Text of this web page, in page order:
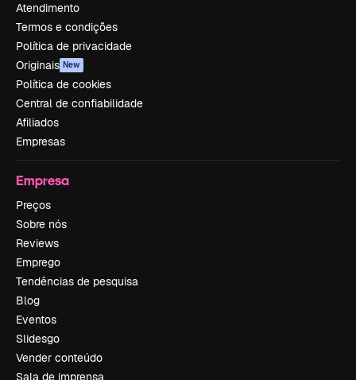
Atendimento
Termos e condições
Política de privacidade
Originais New
Política de cookies
Central de confiabilidade
Afiliados
Empresas
Empresa
Preços
Sobre nós
Reviews
Emprego
Tendências de pesquisa
Blog
Eventos
Slidesgo
Vender conteúdo
Sala de imprensa